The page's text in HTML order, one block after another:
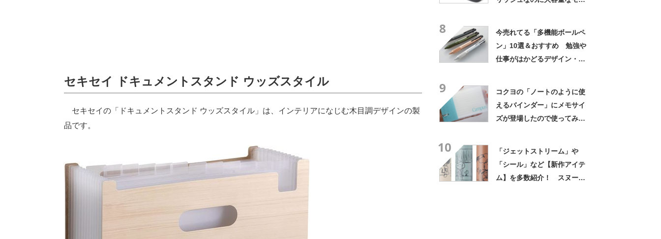
セキセイ ドキュメントスタンド ウッズスタイル
セキセイの「ドキュメントスタンド ウッズスタイル」は、インテリアになじむ木目調デザインの製
品です。
8
今売れてる「多機能ボールペ
ン」10選＆おすすめ 勉強や
仕事がはかどるデザイン・機
9
コクヨの「ノートのように使
えるバインダー」にメモサイ
ズが登場したので使ってみ
10
「ジェットストリーム」や
「シール」など【新作アイテ
ム】を多数紹介！ スヌーピ